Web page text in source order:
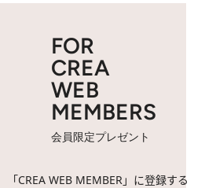
FOR
CREA
WEB
MEMBERS
会員限定プレゼント
「CREA WEB MEMBER」に登録する